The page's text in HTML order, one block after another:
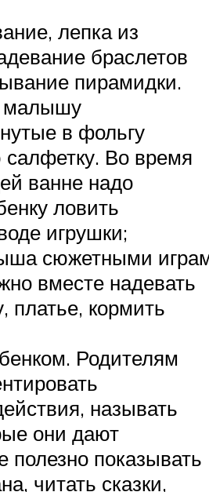
лепка из
браслетов
пирамидки.
малышу
в фольгу
Во время
ванне надо
ловить
игрушки;
сюжетными
вместе надевать
платье, кормить
Родителям
называть
они дают
показывать
читать сказки,